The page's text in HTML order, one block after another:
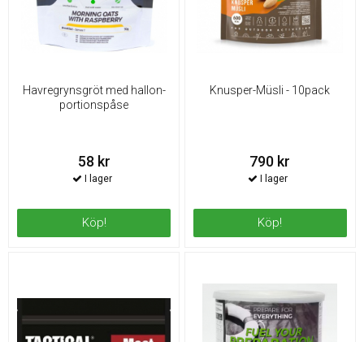
Havregrynsgröt med hallon-
portionspåse
58 kr
Köp!
Knusper-Müsli - 10pack
790 kr
Köp!